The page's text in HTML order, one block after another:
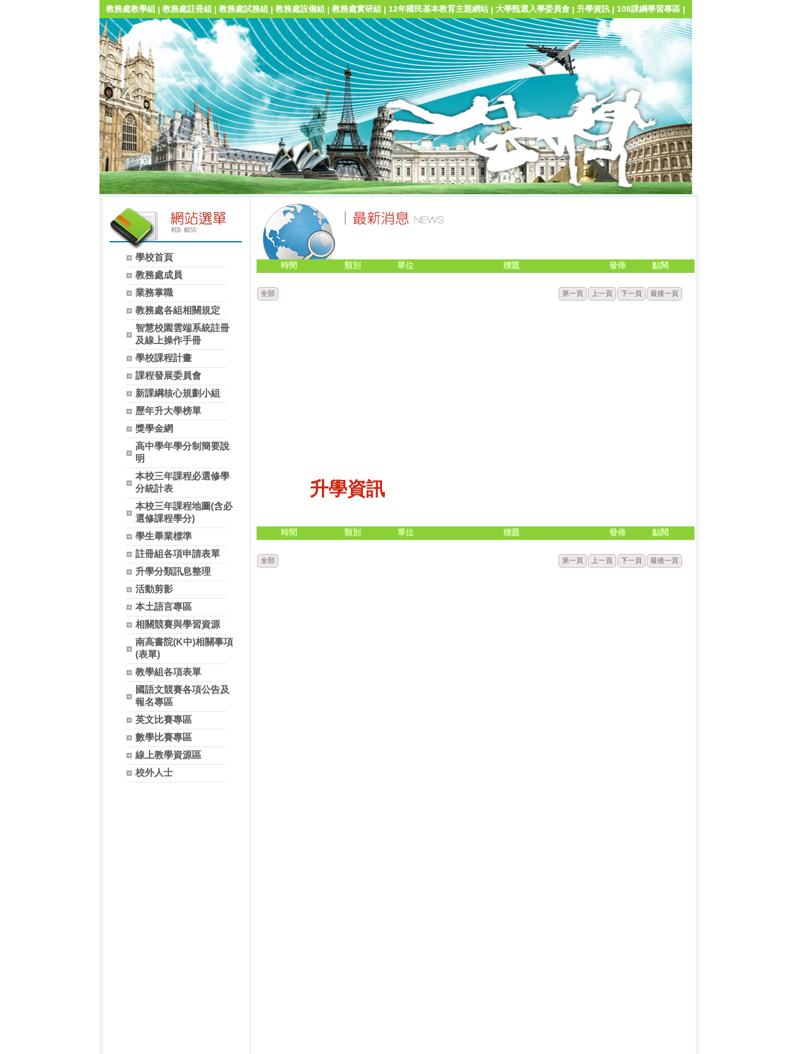
教務處教學組 | 教務處註冊組 | 教務處試務組 | 教務處設備組 | 教務處實研組 | 12年國民基本教育主題網站 | 大學甄選入學委員會 | 升學資訊 | 108課綱學習專區 |
學校首頁
教務處成員
業務掌職
教務處各組相關規定
智慧校園雲端系統註冊
及線上操作手冊
學校課程計畫
課程發展委員會
新課綱核心規劃小組
歷年升大學榜單
獎學金網
高中學年學分制簡要說
明
本校三年課程必選修學
分統計表
本校三年課程地圖(含必
選修課程學分)
學生畢業標準
註冊組各項申請表單
升學分類訊息整理
活動剪影
本土語言專區
相關競賽與學習資源
南高書院(K中)相關事項
(表單)
教學組各項表單
國語文競賽各項公告及
報名專區
英文比賽專區
數學比賽專區
線上教學資源區
校外人士
時間 類別 單位 標題 發佈 點閱
全部 第一頁 上一頁 下一頁 最後一頁
升學資訊
時間 類別 單位 標題 發佈 點閱
全部 第一頁 上一頁 下一頁 最後一頁